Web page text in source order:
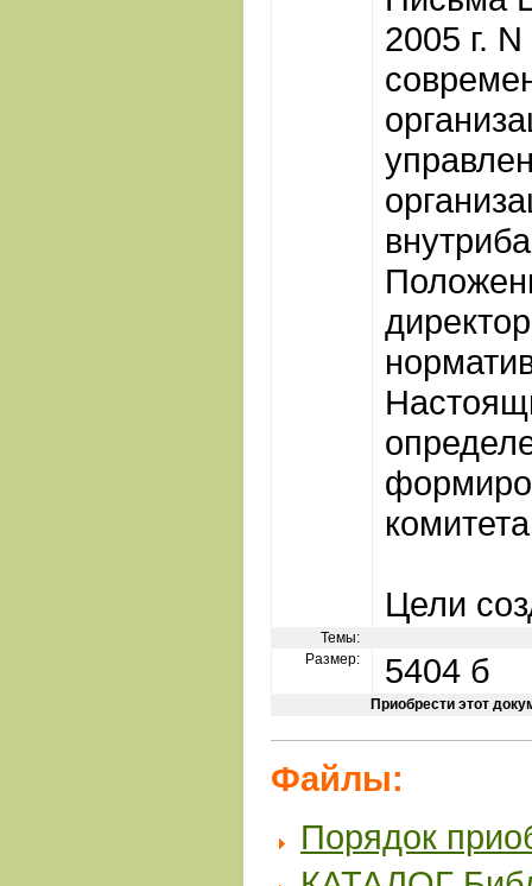
2005 г.
Цели
Темы:
Размер:
5404 б
Приобрести этот
Файлы:
Порядок